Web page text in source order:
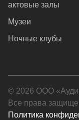
актовые залы
Музеи
Ночные клубы
© 2026 ООО
Все права
Политика